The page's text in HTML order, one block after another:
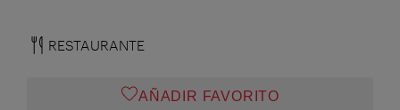
RESTAURANTE
AÑADIR FAVORITO